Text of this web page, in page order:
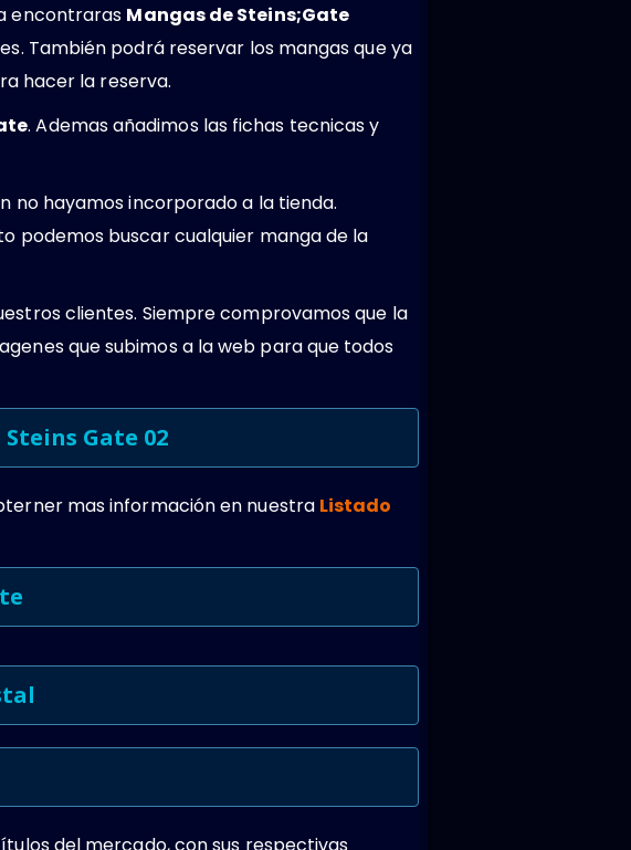
encontraras Mangas de Steins;Gate
También podrá reservar los mangas que ya
hacer la reserva.
. Ademas añadimos las fichas tecnicas y
no hayamos incorporado a la tienda.
podemos buscar cualquier manga de la
clientes. Siempre comprovamos que la
que subimos a la web para que todos
Gate 02
mas información en nuestra Listado
del mercado, con sus respectivas